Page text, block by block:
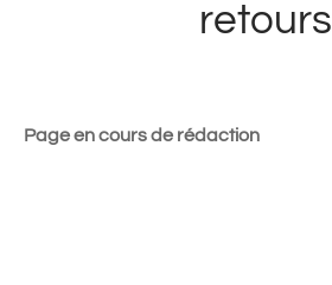
retours
Page en cours de rédaction